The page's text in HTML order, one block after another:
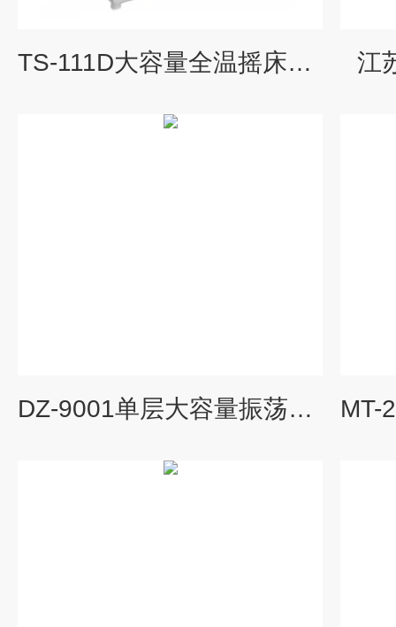
TS-111D大容量全温摇床参数 江
DZ-9001单层大容量振荡摇床